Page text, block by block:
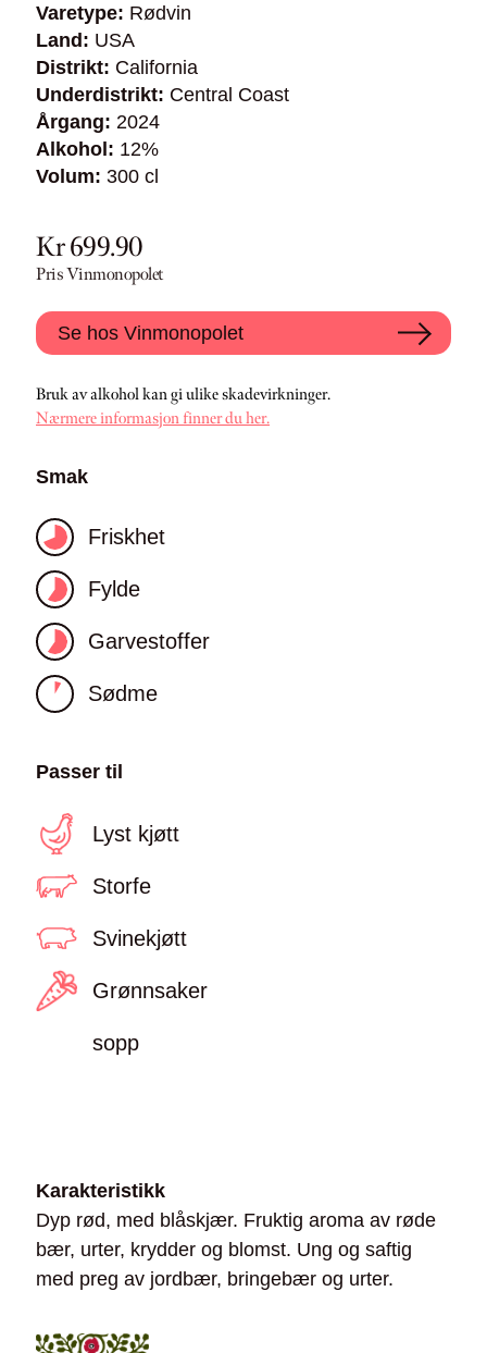
Varetype: Rødvin
Land: USA
Distrikt: California
Underdistrikt: Central Coast
Årgang: 2024
Alkohol: 12%
Volum: 300 cl
Kr 699.90
Pris Vinmonopolet
Se hos Vinmonopolet
Bruk av alkohol kan gi ulike skadevirkninger.
Nærmere informasjon finner du her.
Smak
Friskhet
Fylde
Garvestoffer
Sødme
Passer til
Lyst kjøtt
Storfe
Svinekjøtt
Grønnsaker
sopp
Karakteristikk
Dyp rød, med blåskjær. Fruktig aroma av røde
bær, urter, krydder og blomst. Ung og saftig
med preg av jordbær, bringebær og urter.